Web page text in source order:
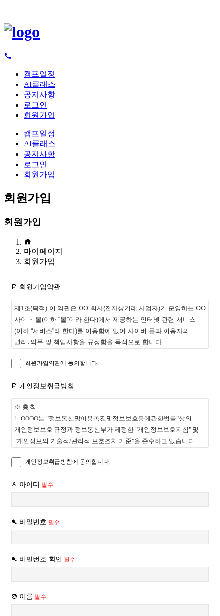
캠프일정
AI클래스
공지사항
로그인
회원가입
캠프일정
AI클래스
공지사항
로그인
회원가입
회원가입
회원가입
마이페이지
회원가입
회원가입약관
제1조(목적) 이 약관은 OO 회사(전자상거래 사업자)가 운영하는 OO
사이버 몰(이하 “몰”이라 한다)에서 제공하는 인터넷 관련 서비스
(이하 “서비스”라 한다)를 이용함에 있어 사이버 몰과 이용자의
권리․의무 및 책임사항을 규정함을 목적으로 합니다.
※「PC통신, 무선 등을 이용하는 전자상거래에 대해서도 그
제2조(정의)
① “몰”이란 OO 회사가 재화 또는 용역(이하 “재화 등”이라 함)을
이용자에게 제공하기 위하여 컴퓨터 등 정보통신설비를 이용하여
재화 등을 거래할 수 있도록 설정한 가상의 영업장을 말하며,
서비스를 받는 회원 및 비회원을 말합니다.
“몰”이 제공하는 서비스를 이용할 수 있는 자를 말합니다.
④ ‘비회원’이라 함은 회원에 가입하지 않고 “몰”이 제공하는
서비스를 이용하는 자를 말합니다.
① “몰”은 이 약관의 내용과 상호 및 대표자 성명, 영업소 소재지
회원가입약관에 동의합니다.
개인정보취급방침
※ 총 칙
1. OOOO는 "정보통신망이용촉진및정보보호등에관한법률"상의
개인정보보호 규정과 정보통신부가 제정한 "개인정보보호지침" 및
"개인정보의 기술적/관리적 보호조치 기준"을 준수하고 있습니다.
보호를 위해 최선을 다하겠음을 선언합니다.
OOOO의 내부 방침 변경에 의해 변경될 수 있습니다. OOOO의
공지사항에 최소 7일간 게시됩니다.
※ 개인정보
OOOO는 귀하께서 OOOO의 이용약관의 내용에 대해 "동의한다" 버튼
"동의한다" 버튼을 클릭하면 개인정보 수집에 대해 동의한 것으로
항목들은 OOOO가 서비스
개인정보취급방침에 동의합니다.
아이디 필수
비밀번호 필수
비밀번호 확인 필수
이름 필수